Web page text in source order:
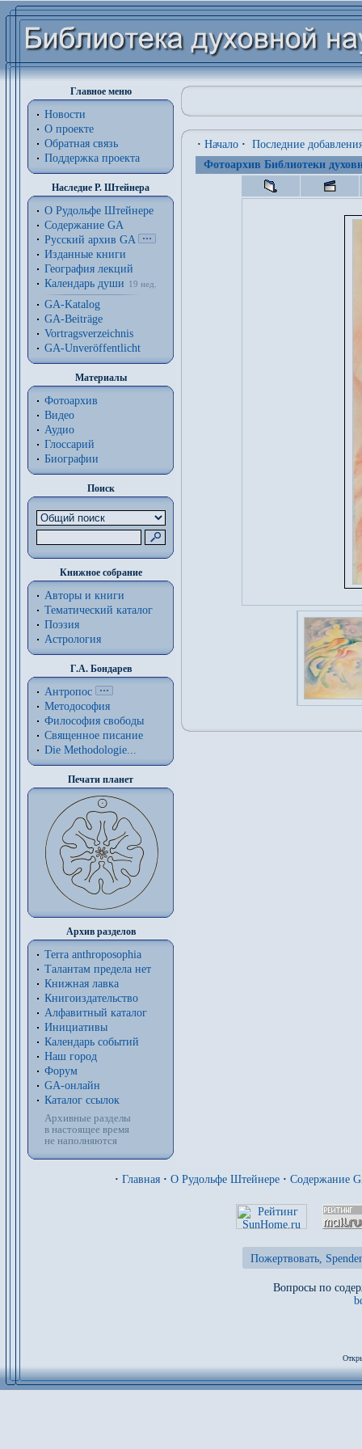
Главное меню
Новости
О проекте
Обратная связь
Поддержка проекта
Наследие Р. Штейнера
О Рудольфе Штейнере
Содержание GA
Русский архив GA
Изданные книги
География лекций
Календарь души
19 нед.
GA-Katalog
GA-Beiträge
Vortragsverzeichnis
GA-Unveröffentlicht
Материалы
Фотоархив
Видео
Аудио
Глоссарий
Биографии
Поиск
Книжное собрание
Авторы и книги
Тематический каталог
Поэзия
Астрология
Г.А. Бондарев
Антропос
Методософия
Философия cвободы
Священное писание
Die Methodologie...
Печати планет
Архив разделов
Terra anthroposophia
Талантам предела нет
Книжная лавка
Книгоиздательство
Алфавитный каталог
Инициативы
Календарь событий
Наш город
Форум
GA-онлайн
Каталог ссылок
Архивные разделы
в настоящее время
не наполняются
· Начало · Последние
Фотоархив Библиотеки
· Главная · О Рудольфе Штейнере · Содержание
Пожертвовать,
Вопросы по